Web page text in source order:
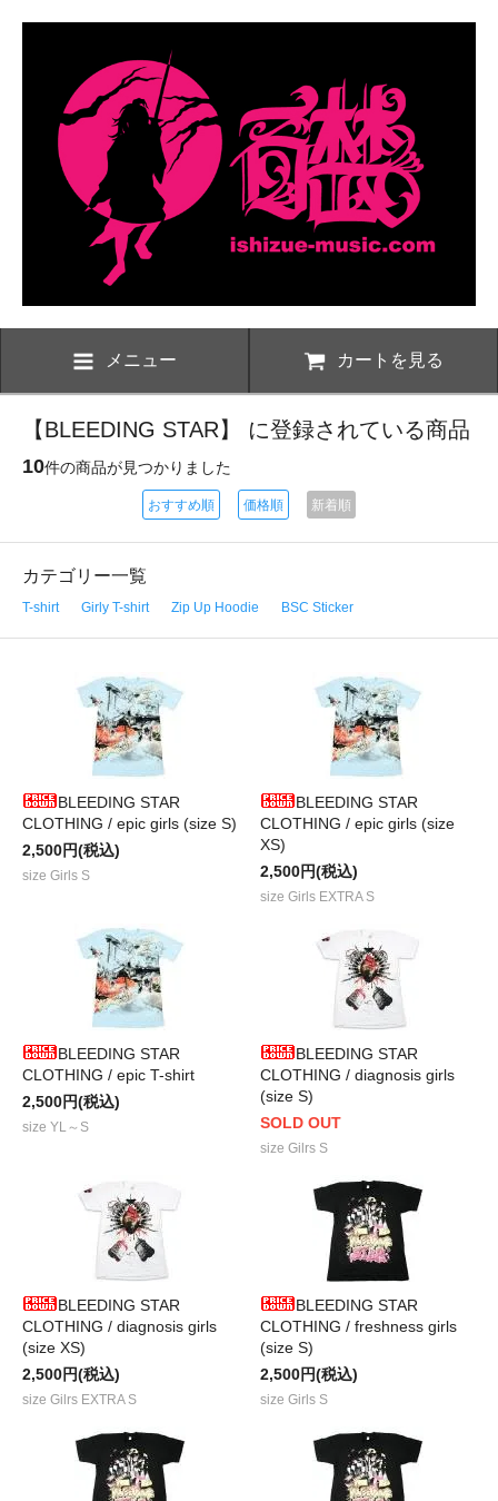
メニュー カートを見る
【BLEEDING STAR】 に登録されている商品
10件の商品が見つかりました
おすすめ順 価格順 新着順
カテゴリー一覧
T-shirt Girly T-shirt Zip Up Hoodie BSC Sticker
BLEEDING STAR
CLOTHING / epic girls (size S)
2,500円(税込)
size Girls S
BLEEDING STAR
CLOTHING / epic girls (size
XS)
2,500円(税込)
size Girls EXTRA S
BLEEDING STAR
CLOTHING / epic T-shirt
2,500円(税込)
size YL～S
BLEEDING STAR
CLOTHING / diagnosis girls
(size S)
SOLD OUT
size Gilrs S
BLEEDING STAR
CLOTHING / diagnosis girls
(size XS)
2,500円(税込)
size Gilrs EXTRA S
BLEEDING STAR
CLOTHING / freshness girls
(size S)
2,500円(税込)
size Girls S